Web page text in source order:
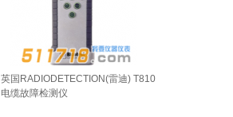
英国RADIODETECTION(雷迪) T810
电缆故障检测仪